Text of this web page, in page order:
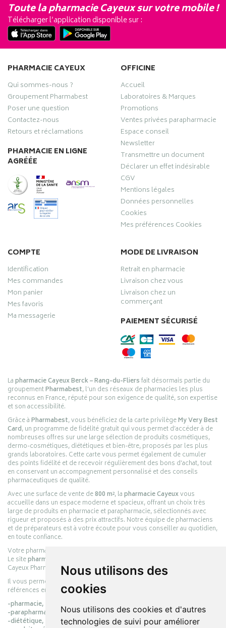
Nous utilisons des
cookies
Nous utilisons des cookies et d'autres
technologies de suivi pour améliorer
Toute la pharmacie Cayeux sur votre mobile !
Télécharger l’application disponible sur :
PHARMACIE CAYEUX
Qui sommes-nous ?
Groupement Pharmabest
Poser une question
Contactez-nous
Retours et réclamations
PHARMACIE EN LIGNE
AGRÉÉE
OFFICINE
Accueil
Laboratoires & Marques
Promotions
Ventes privées parapharmacie
Espace conseil
Newsletter
Transmettre un document
Déclarer un effet indésirable
CGV
Mentions légales
Données personnelles
Cookies
Mes préférences Cookies
COMPTE
Identification
Mes commandes
Mon panier
Mes favoris
Ma messagerie
MODE DE LIVRAISON
Retrait en pharmacie
Livraison chez vous
Livraison chez un
commerçant
PAIEMENT SÉCURISÉ
Lapharmacie Cayeux Berck – Rang-du-Fliersfait désormais partie du
groupementPharmabest, l’un des réseaux de pharmacies les plus
reconnus en France, réputé pour son exigence de qualité, son expertise
et son accessibilité.
Grâce àPharmabest, vous bénéficiez de la carte privilègeMy Very Best
Card, un programme de fidélité gratuit qui vous permet d’accéder à de
nombreuses offres sur une large sélection de produits cosmétiques,
dermo-cosmétiques, diététiques et bien-être, proposés par les plus
grands laboratoires. Cette carte vous permet également de cumuler
des points fidélité et de recevoir régulièrement des bons d’achat, tout
en conservant un accompagnement personnalisé et des conseils
pharmaceutiques de qualité.
Avec une surface de vente de800 m², lapharmacie Cayeuxvous
accueille dans un espace moderne et spacieux, offrant un choix très
large de produits en pharmacie et parapharmacie, sélectionnés avec
rigueur et proposés à des prix attractifs. Notre équipe de pharmaciens
et de préparateurs est à votre écoute pour vous conseiller au quotidien,
en toute confiance.
Votre pharmacie en ligne :
Le sitepharmacie-cayeux.fr
Cayeux Pharmabest Berck-sur-Mer – Rang-du-Fliers.
Il vous permet de réaliser vos achats en ligne parmi des milliers de
références en :
-pharmacie,
-parapharmacie,
-diététique,